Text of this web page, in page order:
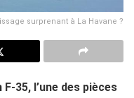
surprenant à La Havane ?
35, l’une des pièces